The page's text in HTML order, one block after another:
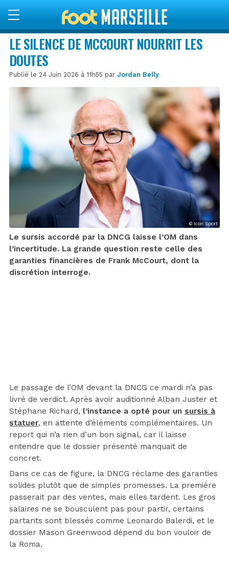
LE SILENCE DE MCCOURT NOURRIT LES
DOUTES
Publié le 24 Juin 2026 à 11h55 par Jordan Belly
© Icon Sport
Le sursis accordé par la DNCG laisse l’OM dans
l’incertitude. La grande question reste celle des
garanties financières de Frank McCourt, dont la
discrétion interroge.
Le passage de l’OM devant la DNCG ce mardi n’a pas
livré de verdict. Après avoir auditionné Alban Juster et
Stéphane Richard, l’instance a opté pour un sursis à
statuer, en attente d’éléments complémentaires. Un
report qui n’a rien d’un bon signal, car il laisse
entendre que le dossier présenté manquait de
concret.
Dans ce cas de figure, la DNCG réclame des garanties
solides plutôt que de simples promesses. La première
passerait par des ventes, mais elles tardent. Les gros
salaires ne se bousculent pas pour partir, certains
partants sont blessés comme Leonardo Balerdi, et le
dossier Mason Greenwood dépend du bon vouloir de
la Roma.